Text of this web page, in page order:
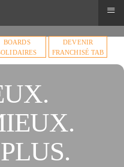
BOARDS
DEVENIR
FRANCHISÉ TAB
≡